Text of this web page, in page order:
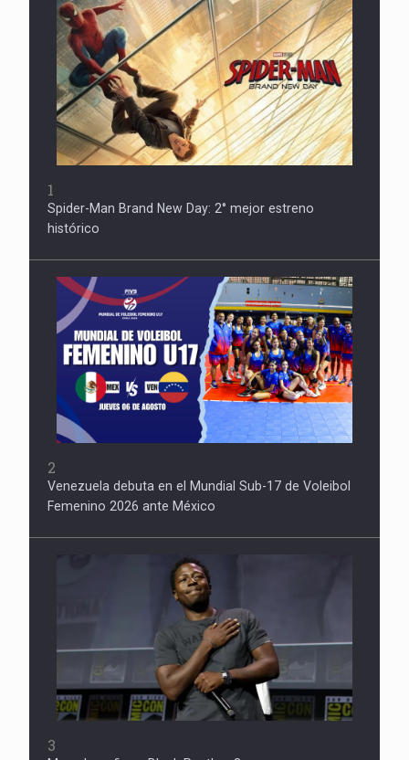
1
Spider-Man Brand New Day: 2° mejor estreno
histórico
2
Venezuela debuta en el Mundial Sub-17 de Voleibol
Femenino 2026 ante México
3